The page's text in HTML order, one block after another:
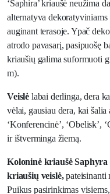
‘Saphira’ kriaušė neužima
alternatyva
auginant terasoje. Ypač
atrodo pavasarį, pasipuošę
kriaušių galima suformuoti
m).
Veislė labai derlinga, dera
vėlai, gausiau dera, kai šalia
‘Konferencinė’, ‘Obelisk’,
ir ištverminga žiemą.
Koloninė kriaušė Saphyra
kriaušių veislė,pateisinanti
Puikus pasirinkimas